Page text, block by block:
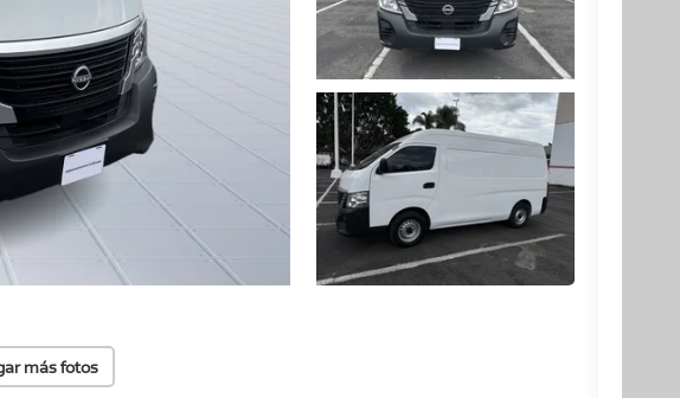
más fotos